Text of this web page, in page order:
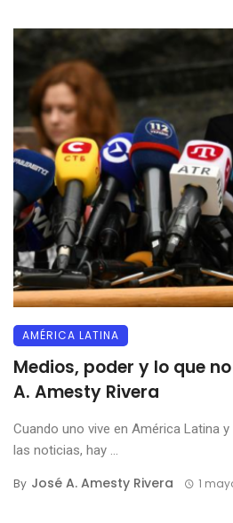
AMÉRICA LATINA
Medios, poder y lo que
A. Amesty Rivera
Cuando uno vive en América Latina
las noticias, hay ...
By José A. Amesty Rivera 1